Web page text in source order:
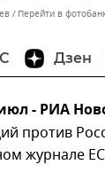
Перейти в
Дзен
- РИА
против
журнале